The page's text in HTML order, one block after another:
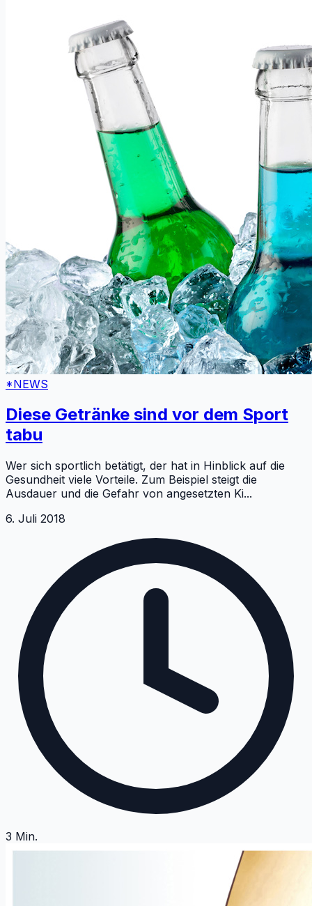
*NEWS
Diese Getränke sind vor dem Sport
tabu
Wer sich sportlich betätigt, der hat in Hinblick auf die
Gesundheit viele Vorteile. Zum Beispiel steigt die
Ausdauer und die Gefahr von angesetzten Ki...
6. Juli 2018
3 Min.